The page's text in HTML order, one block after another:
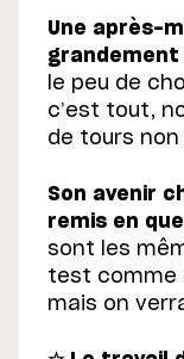
Une après-
grandement
le peu de
c’est tout,
de tours non
Son avenir
remis en
sont les
test comme
mais on